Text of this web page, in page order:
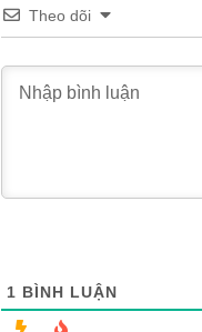
Theo dõi
1 BÌNH LUẬN